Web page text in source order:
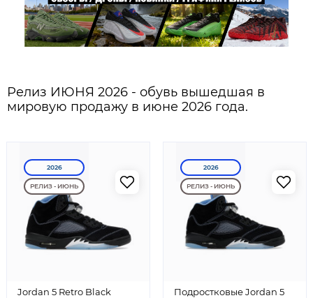
Релиз ИЮНЯ 2026 - обувь вышедшая в
мировую продажу в июне 2026 года.
2026
РЕЛИЗ - ИЮНЬ
Jordan 5 Retro Black
2026
РЕЛИЗ - ИЮНЬ
Подростковые Jordan 5